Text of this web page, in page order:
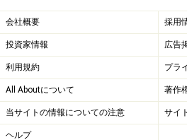
す。また、パソコンやプリンタ
イスの他にも重いものを置くこ
護にもなります。
お家という生活の場の中で仕事
大事なのはメリハリをつけるこ
ちの良い空間で、しっかりとオ
会社概要 採用
投資家情報 広告
利用規約 プラ
All Aboutについて 著作
当サイトの情報についての注意 サイ
ヘルプ